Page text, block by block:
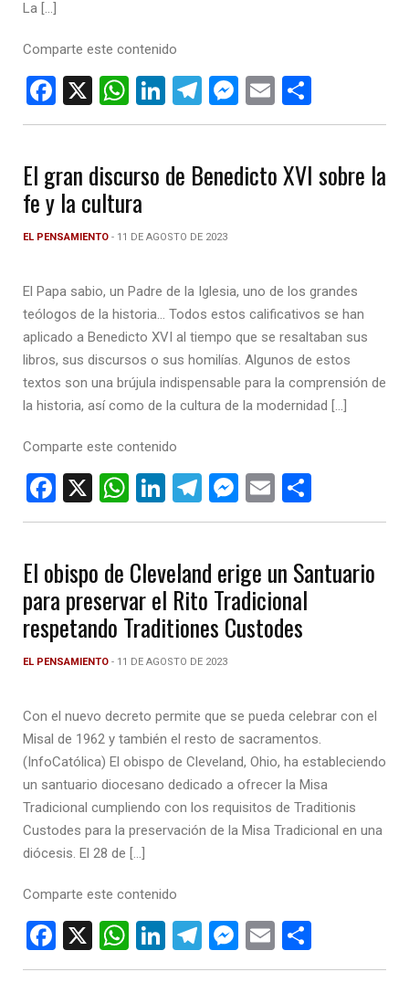
La […]
Comparte este contenido
F
a
b
o
o
X
W
h
s
A
p
Li
n
dI
T
el
gr
m
M
es
n
E
m o
p
El gran discurso de Benedicto XVI sobre la
fe y la cultura
EL PENSAMIENTO - 11 DE AGOSTO DE 2023
El Papa sabio, un Padre de la Iglesia, uno de los grandes
teólogos de la historia… Todos estos calificativos se han
aplicado a Benedicto XVI al tiempo que se resaltaban sus
libros, sus discursos o sus homilías. Algunos de estos
textos son una brújula indispensable para la comprensión de
la historia, así como de la cultura de la modernidad […]
Comparte este contenido
F
a
b
o
o
k
X
W
h
s
A
p
p
Li
n
dI
n
T
el
gr
a
m
M
es
n
g
er
E
m o
p
El obispo de Cleveland erige un Santuario
para preservar el Rito Tradicional
respetando Traditiones Custodes
EL PENSAMIENTO - 11 DE AGOSTO DE 2023
Con el nuevo decreto permite que se pueda celebrar con el
Misal de 1962 y también el resto de sacramentos.
(InfoCatólica) El obispo de Cleveland, Ohio, ha estableciendo
un santuario diocesano dedicado a ofrecer la Misa
Tradicional cumpliendo con los requisitos de Traditionis
Custodes para la preservación de la Misa Tradicional en una
diócesis. El 28 de […]
Comparte este contenido
F
a
X
W
h
Li
n
T
el
M
es
E
m o